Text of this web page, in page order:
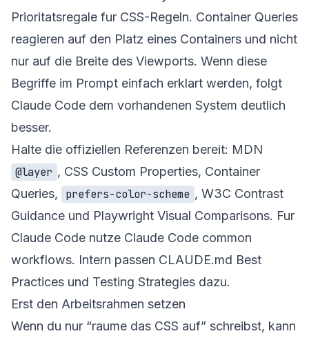
Prioritatsregale fur CSS-Regeln. Container Queries
reagieren auf den Platz eines Containers und nicht
nur auf die Breite des Viewports. Wenn diese
Begriffe im Prompt einfach erklart werden, folgt
Claude Code dem vorhandenen System deutlich
besser.
Halte die offiziellen Referenzen bereit: MDN
@layer , CSS Custom Properties, Container
Queries, prefers-color-scheme , W3C Contrast
Guidance und Playwright Visual Comparisons. Fur
Claude Code nutze Claude Code common
workflows. Intern passen CLAUDE.md Best
Practices und Testing Strategies dazu.
Erst den Arbeitsrahmen setzen
Wenn du nur “raume das CSS auf” schreibst, kann